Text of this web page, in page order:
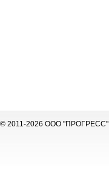
© 2011-2026 ООО "ПРОГРЕСС"